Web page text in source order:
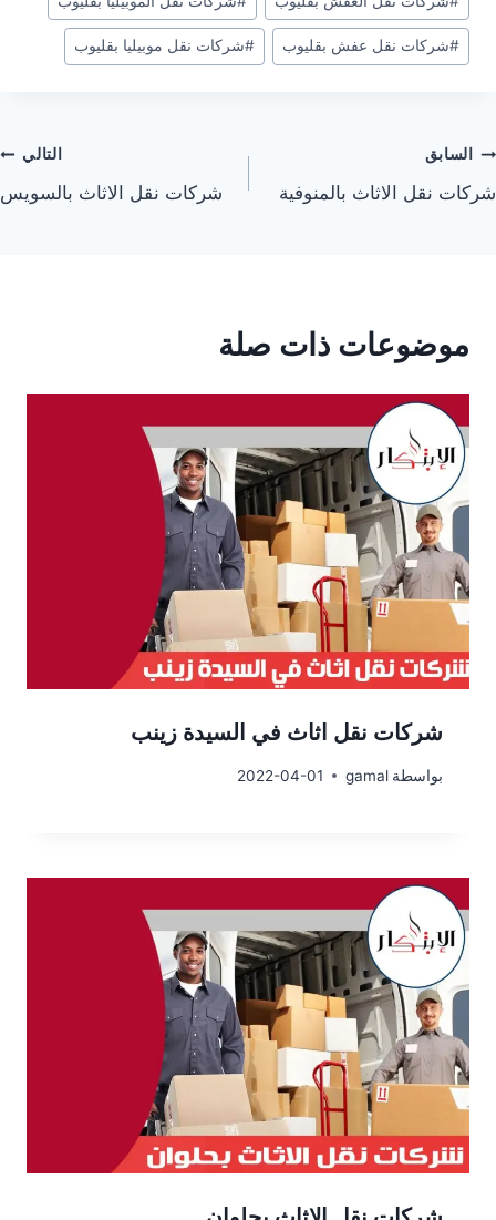
#شركات نقل عفش بقليوب #شركات نقل موبيليا بقليوب
تصفّح
المقالات
السابق
شركات نقل الاثاث بالمنوفية
التالي
شركات نقل الاثاث بالسويس
موضوعات ذات صلة
شركات نقل اثاث في السيدة زينب
بواسطة gamal
2022-04-01